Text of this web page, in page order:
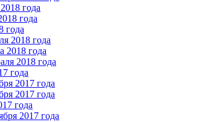
года
года
года
2018 года
2018 года
2018 года
года
2017 года
2017 года
года
2017 года